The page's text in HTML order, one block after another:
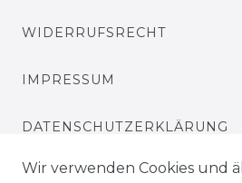
WIDERRUFSRECHT
IMPRESSUM
DATENSCHUTZERKLÄRUNG
Wir verwenden Cookies und